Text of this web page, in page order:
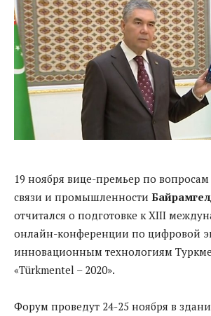
19 ноября вице-премьер по вопросам
связи и промышленности
отчитался о подготовке к XIII
онлайн-конференции по цифровой
инновационным технологиям
«Türkmentel – 2020».
Форум проведут 24-25 ноября в